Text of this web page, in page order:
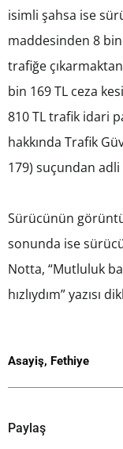
isimli şahsa ise
maddesinden 8
trafiğe
bin 169 TL ceza
810 TL trafik idari
hakkında Trafik
179) suçundan adli
Sürücünün
sonunda ise
Notta, “Mutluluk
hızlıydım” yazısı
Asayiş, Fethiye
Paylaş